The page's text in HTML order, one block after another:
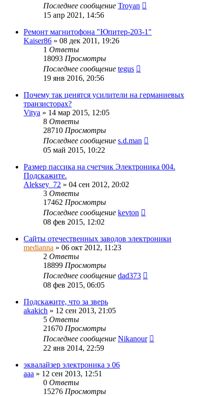
Последнее сообщение Troyan
15 апр 2021, 14:56
Ремонт магнитофона "Юпитер-203-1"
Kaiser86 » 08 дек 2011, 19:26
1 Ответы
18093 Просмотры
Последнее сообщение tegus
19 янв 2016, 20:56
Почему так ценятся усилители на германиевых
транзисторах?
Vitya » 14 мар 2015, 12:05
8 Ответы
28710 Просмотры
Последнее сообщение s.d.man
05 май 2015, 10:22
Размер пассика на счетчик Электроника 004.
Подскажите.
Aleksey_72 » 04 сен 2012, 20:02
3 Ответы
17462 Просмотры
Последнее сообщение kevton
08 фев 2015, 12:02
Сайты отечественных заводов электроники
medianna » 06 окт 2012, 11:23
2 Ответы
18899 Просмотры
Последнее сообщение dad373
08 фев 2015, 06:05
Подскажите, что за зверь
akakich » 12 сен 2013, 21:05
5 Ответы
21670 Просмотры
Последнее сообщение Nikanour
22 янв 2014, 22:59
эквалайзер электроника э 06
ааа » 12 сен 2013, 12:51
0 Ответы
15276 Просмотры